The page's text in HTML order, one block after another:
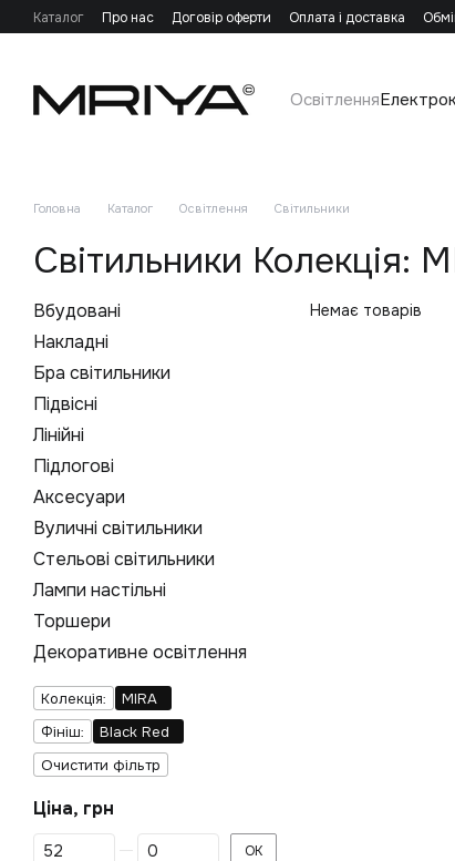
Перейти до основного контенту
Каталог Про нас Договір оферти Оплата і доставка
Освітлення
Головна Каталог Освітлення Світильники
Світильники Колекція:
Немає товарів
Вбудовані
Накладні
Бра світильники
Підвісні
Лінійні
Підлогові
Аксесуари
Вуличні світильники
Стельові світильники
Лампи настільні
Торшери
Декоративне освітлення
Колекція:
MIRA
Фініш:
Black Red
Очистити фільтр
Ціна, грн
Від Ціна, грн
До Ціна, грн ОК